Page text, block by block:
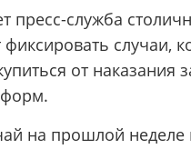
пресс-служба
случаи,
от
на прошлой